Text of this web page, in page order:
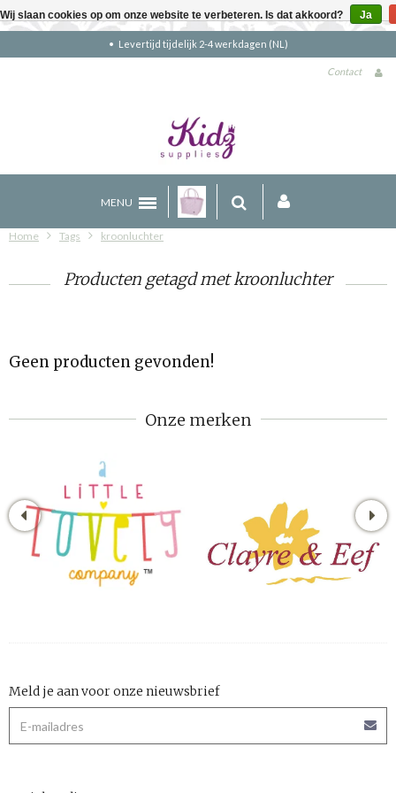
Levertijd tijdelijk 2-4 werkdagen (NL)
Contact
MENU
Home Tags kroonluchter
Producten getagd met kroonluchter
Geen producten gevonden!
Onze merken
Meld je aan voor onze nieuwsbrief
Wij slaan cookies op om onze website te verbeteren. Is dat akkoord? Ja